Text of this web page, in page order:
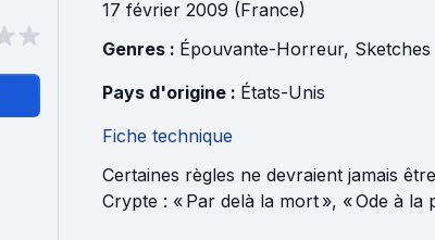
17 février 2009 (France)
Genres : Épouvante-Horreur, Sketches
Pays d'origine : États-Unis
Fiche technique
Certaines règles ne devraient jamais
Crypte : « Par delà la mort », « Ode à la